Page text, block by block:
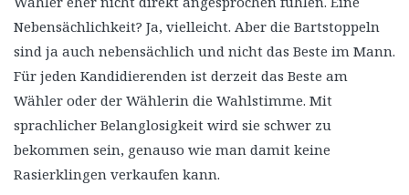
Nebensächlichkeit? Ja, vielleicht. Aber die Bartstoppeln
sind ja auch nebensächlich und nicht das Beste im Mann.
Für jeden Kandidierenden ist derzeit das Beste am
Wähler oder der Wählerin die Wahlstimme. Mit
sprachlicher Belanglosigkeit wird sie schwer zu
bekommen sein, genauso wie man damit keine
Rasierklingen verkaufen kann.